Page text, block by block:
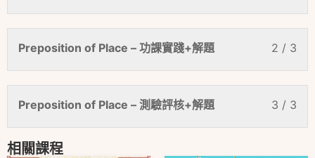
2 / 3
Preposition of Place – 功課實踐+解題
3 / 3
Preposition of Place – 測驗評核+解題
相關課程